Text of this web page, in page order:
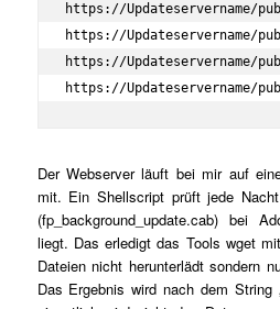
https://Updateservername/
https://Updateservername/
https://Updateservername/
https://Updateservername/
Der Webserver läuft bei mir auf
mit. Ein Shellscript prüft jede
(fp_background_update.cab) bei
liegt. Das erledigt das Tools wget
Dateien nicht herunterlädt sondern
Das Ergebnis wird nach dem String